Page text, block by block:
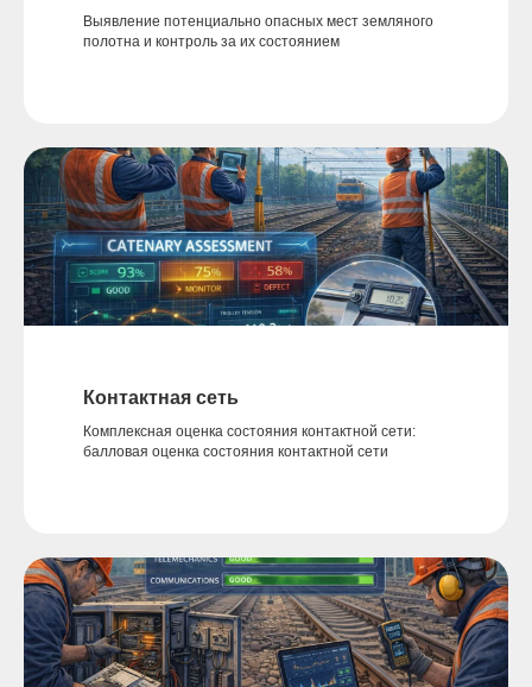
Выявление потенциально опасных мест земляного
полотна и контроль за их состоянием
Контактная сеть
Комплексная оценка состояния контактной сети:
балловая оценка состояния контактной сети